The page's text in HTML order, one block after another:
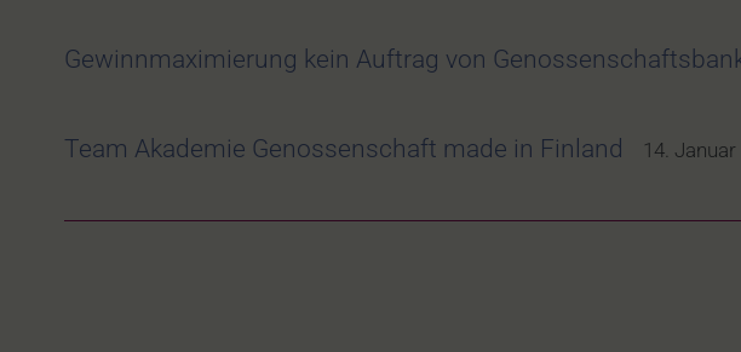
Gewinnmaximierung kein Auftrag von
Team Akademie Genossenschaft made in Finland 14. Januar